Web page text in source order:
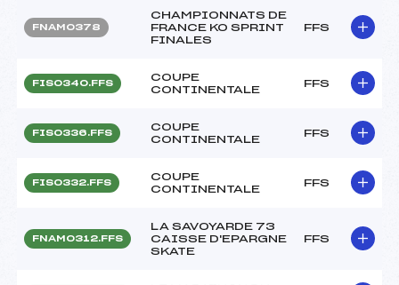
FNAM0378
CHAMPIONNATS DE
FRANCE KO SPRINT
FINALES
FFS
FIS0340.FFS
COUPE
CONTINENTALE
FFS
FIS0336.FFS
COUPE
CONTINENTALE
FFS
FIS0332.FFS
COUPE
CONTINENTALE
FFS
FNAM0312.FFS
LA SAVOYARDE 73
CAISSE D'EPARGNE
SKATE
FFS